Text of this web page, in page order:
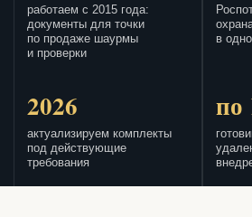
работаем с 2015 года:
документы для точки
по продаже шаурмы
и проверки
в
2026
актуализируем комплекты
под действующие
требования
по